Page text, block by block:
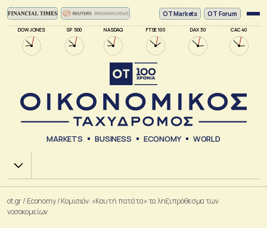
DOW JONES SP 500 NASDAQ FTSE 100 DAX 30 CAC 40
ΟΤ Markets OT Forum
MARKETS BUSINESS ECONOMY WORLD
Χ.Α.
ot.gr/ Economy/Κομισιόν: «Καυτή πατάτα» τα ληξιπρόθεσμα των
νοσοκομείων